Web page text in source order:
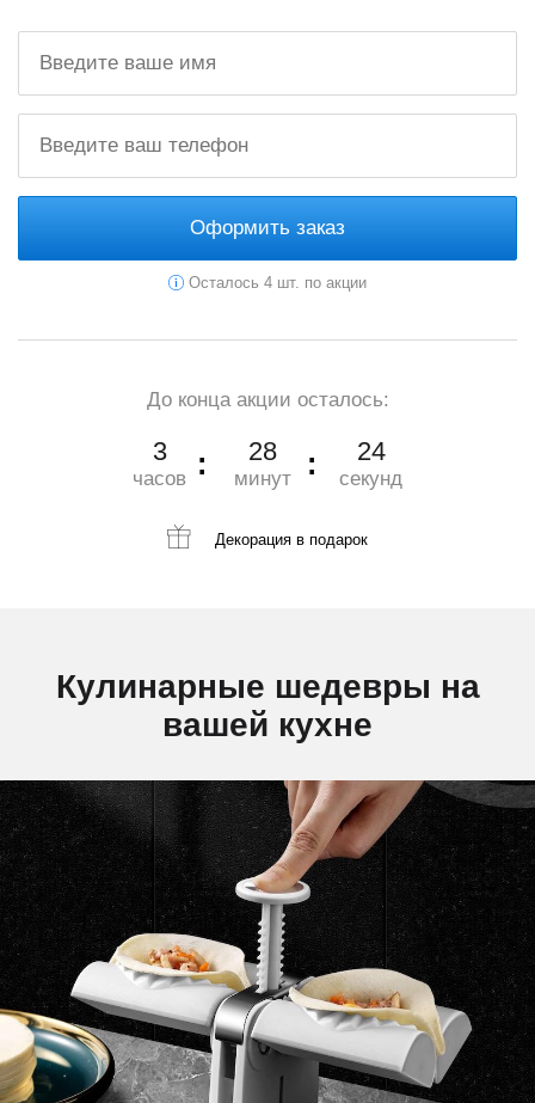
Оформить заказ
Осталось 4 шт. по акции
До конца акции осталось:
3
часов
28
минут
22
секунд
Декорация в подарок
Кулинарные шедевры на
вашей кухне